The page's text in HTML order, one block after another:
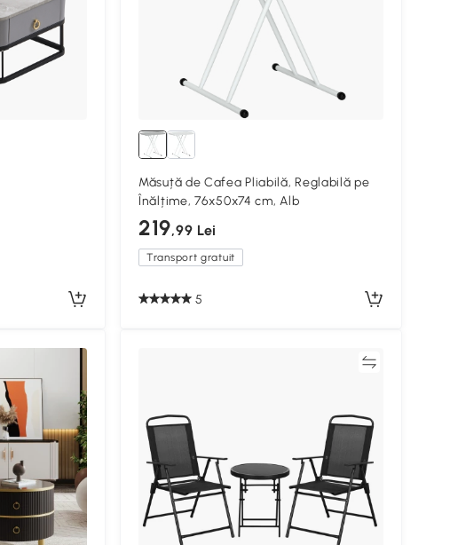
Măsuță de Cafea Pliabilă, Reglabilă pe
Înălțime, 76x50x74 cm, Alb
219,99 Lei
Transport gratuit
5